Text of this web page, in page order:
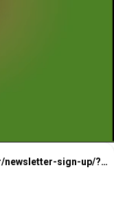
https://ekkogreen.com.br/newsletter-sign-up/?utm_source=google&utm_medium=web-stories&utm_campaign=newsletter